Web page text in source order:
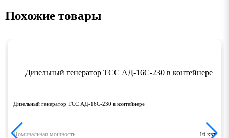
Похожие товары
Дизельный генератор ТСС АД-16С-230 в контейнере
Номинальная мощность 16 квт